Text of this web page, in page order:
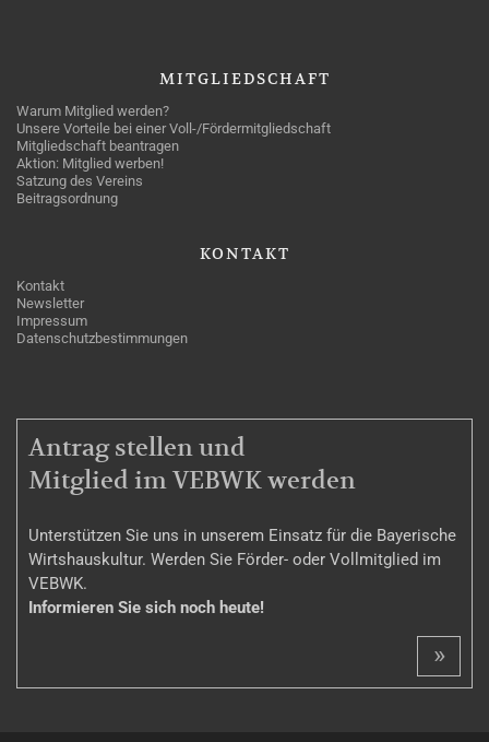
MITGLIEDSCHAFT
Warum Mitglied werden?
Unsere Vorteile bei einer Voll-/Fördermitgliedschaft
Mitgliedschaft beantragen
Aktion: Mitglied werben!
Satzung des Vereins
Beitragsordnung
KONTAKT
Kontakt
Newsletter
Impressum
Datenschutzbestimmungen
MITGLIEDSCHAFT
Antrag stellen und
Mitglied im VEBWK werden
Unterstützen Sie uns in unserem Einsatz für die Bayerische
Wirtshauskultur. Werden Sie Förder- oder Vollmitglied im
VEBWK.
Informieren Sie sich noch heute!
»